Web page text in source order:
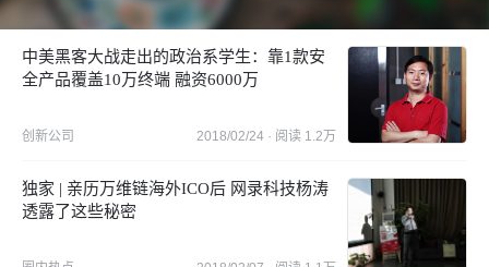
中美黑客大战走出的政治系学生：靠1款安
全产品覆盖10万终端 融资6000万
创新公司 2018/02/24 · 阅读 1.2万
独家 | 亲历万维链海外ICO后 网录科技杨涛
透露了这些秘密